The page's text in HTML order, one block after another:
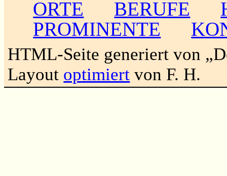
ORTE
BERUFE
PROMINENTE
HTML-Seite generiert von
Layout optimiert von F. H.